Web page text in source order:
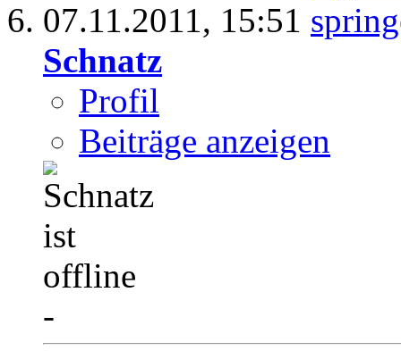
07.11.2011, 15:51
Schnatz
Profil
Beiträge anzeigen
-